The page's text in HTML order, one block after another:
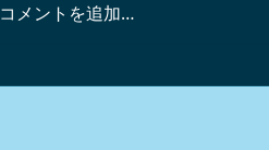
コメントを追加…